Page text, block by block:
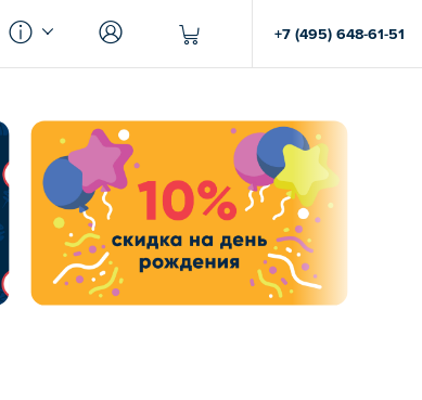
+7 (495) 648-61-51